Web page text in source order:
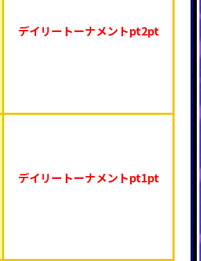
デイリートーナメントpt2pt
デイリートーナメントpt1pt